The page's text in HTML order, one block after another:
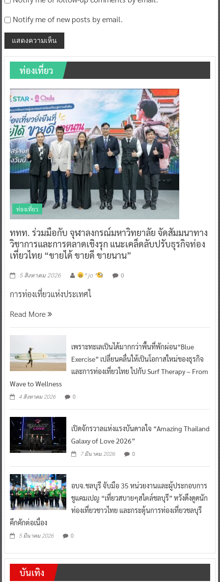
Notify me of new posts by email.
ท่องเที่ยว
ท่องเที่ยว
ททท. ร่วมมือกับ จุฬาลงกรณ์มหาวิทยาลัย จัดสัมมนาทาง
วิชาการและการตลาดเชิงรุก แนะเคล็ดลับปรับธุรกิจท่อง
เที่ยวไทย “ขายได้ ขายดี ขายนาน”
5 สิงหาคม 2026 ^ jo ^ 0
การท่องเที่ยวแห่งประเทศไ
Read More
เพราะทะเลเป็นได้มากกว่าพื้นที่พักผ่อน“Blue
Exercise” เปลี่ยนคลื่นให้เป็นโอกาสใหม่ของธุรกิจ
และการท่องเที่ยวไทย ไปกับ Surf Therapy – From
Wave to Wellness
4 สิงหาคม 2026 0
เปิดจักรวาลแห่งแรงบันดาลใจ “Amazing Thailand
Galaxy of Love 2026”
7 มีนาคม 2026 0
อบจ.ชลบุรี จับมือ 35 หน่วยงานและผู้ประกอบการ
ชูแคมเปญ “เที่ยวสบายๆสไตล์ชลบุรี” หวังดึงดูดนัก
ท่องเที่ยวชาวไทย และกระตุ้นการท่องเที่ยวชลบุรี
คึกคักต่อเนื่อง
5 มีนาคม 2026 0
บันเทิง